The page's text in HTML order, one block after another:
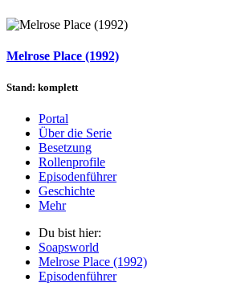
Melrose Place (1992)
Stand: komplett
Portal
Über die Serie
Besetzung
Rollenprofile
Episodenführer
Geschichte
Mehr
Du bist hier:
Soapsworld
Melrose Place (1992)
Episodenführer